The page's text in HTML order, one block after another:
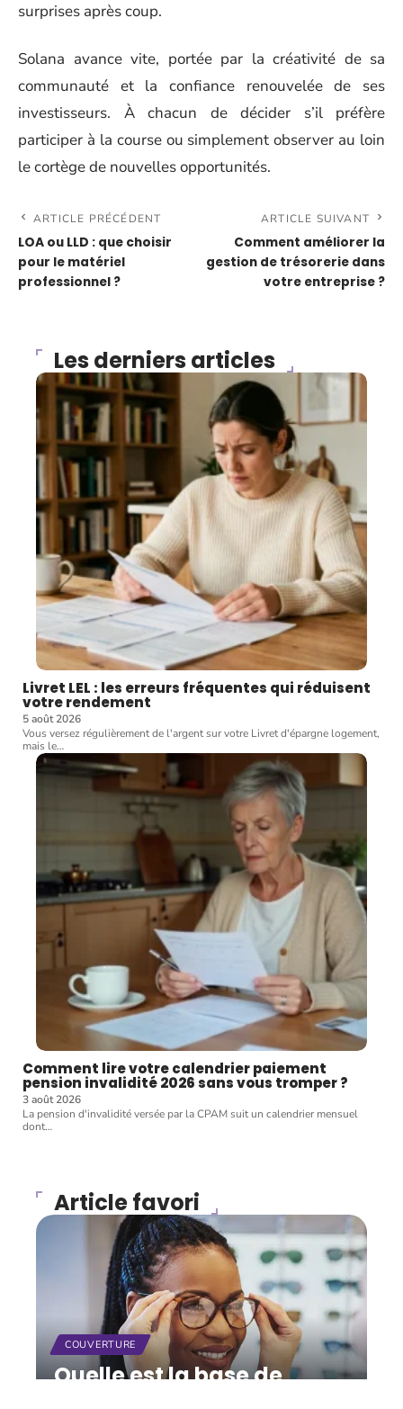
surprises après coup.
Solana avance vite, portée par la créativité de sa
communauté et la confiance renouvelée de ses
investisseurs. À chacun de décider s’il préfère
participer à la course ou simplement observer au loin
le cortège de nouvelles opportunités.
ARTICLE PRÉCÉDENT
LOA ou LLD : que choisir
pour le matériel
professionnel ?
ARTICLE SUIVANT
Comment améliorer la
gestion de trésorerie dans
votre entreprise ?
Les derniers articles
Livret LEL : les erreurs fréquentes qui réduisent
votre rendement
5 août 2026
Vous versez régulièrement de l'argent sur votre Livret d'épargne logement,
mais le…
Comment lire votre calendrier paiement
pension invalidité 2026 sans vous tromper ?
3 août 2026
La pension d'invalidité versée par la CPAM suit un calendrier mensuel
dont…
Article favori
COUVERTURE
Quelle est la base de